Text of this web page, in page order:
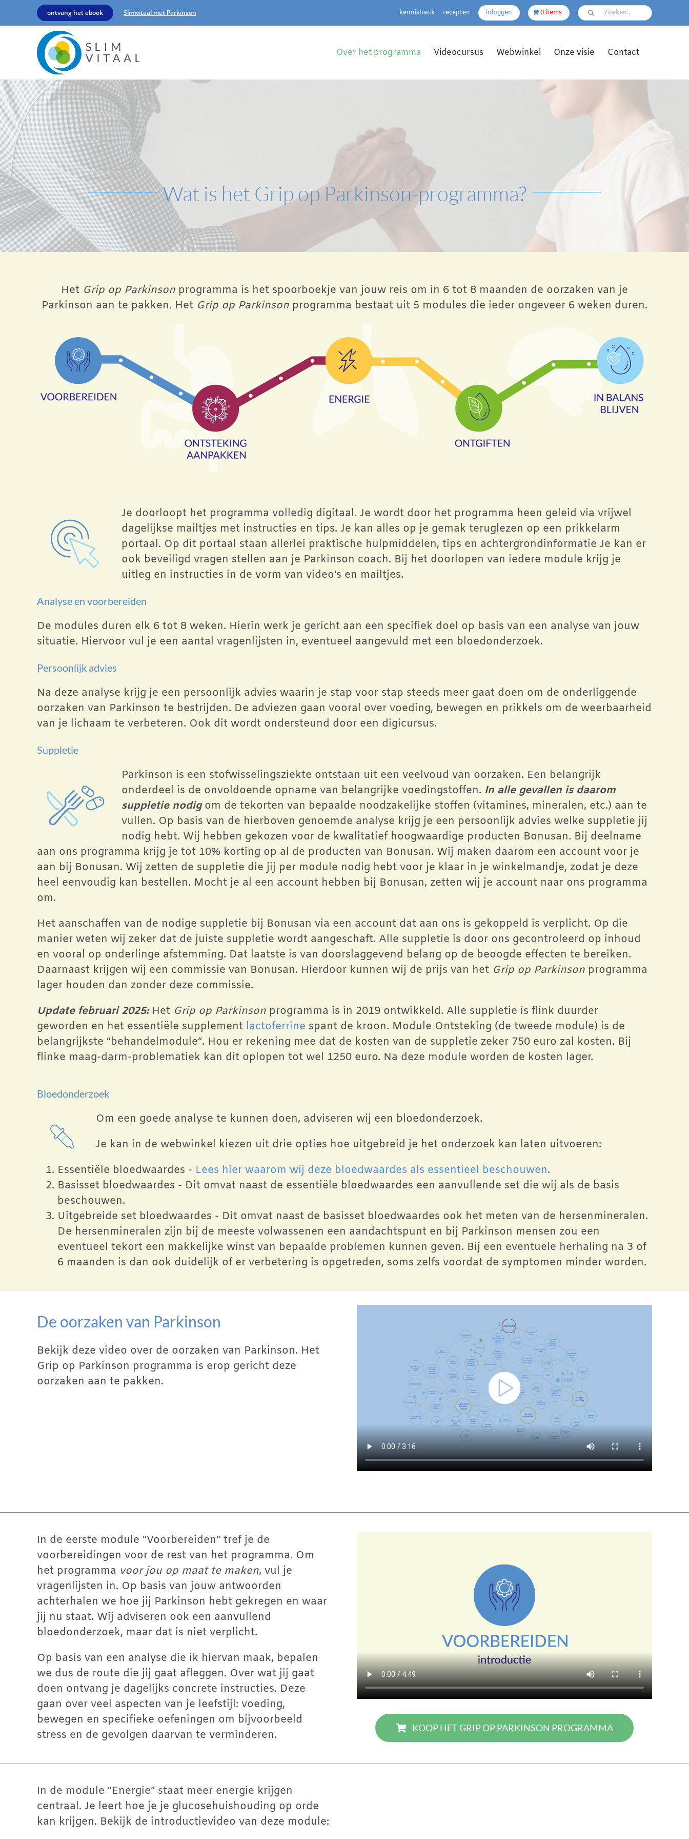
ontvang het ebook Slimvitaal met Parkinson kennisbank recepten inloggen 0 items
Over het programma Videocursus Webwinkel Onze visie Contact
Wat is het Grip op Parkinson-programma?
Het Grip op Parkinson programma is het spoorboekje van jouw reis om in 6 tot 8 maanden de oorzaken van je
Parkinson aan te pakken. Het Grip op Parkinson programma bestaat uit 5 modules die ieder ongeveer 6 weken duren.
Je doorloopt het programma volledig digitaal. Je wordt door het programma heen geleid via vrijwel
dagelijkse mailtjes met instructies en tips. Je kan alles op je gemak teruglezen op een prikkelarm
portaal. Op dit portaal staan allerlei praktische hulpmiddelen, tips en achtergrondinformatie Je kan er
ook beveiligd vragen stellen aan je Parkinson coach. Bij het doorlopen van iedere module krijg je
uitleg en instructies in de vorm van video's en mailtjes.
Analyse en voorbereiden
De modules duren elk 6 tot 8 weken. Hierin werk je gericht aan een specifiek doel op basis van een analyse van jouw
situatie. Hiervoor vul je een aantal vragenlijsten in, eventueel aangevuld met een bloedonderzoek.
Persoonlijk advies
Na deze analyse krijg je een persoonlijk advies waarin je stap voor stap steeds meer gaat doen om de onderliggende
oorzaken van Parkinson te bestrijden. De adviezen gaan vooral over voeding, bewegen en prikkels om de weerbaarheid
van je lichaam te verbeteren. Ook dit wordt ondersteund door een digicursus.
Suppletie
Parkinson is een stofwisselingsziekte ontstaan uit een veelvoud van oorzaken. Een belangrijk
onderdeel is de onvoldoende opname van belangrijke voedingstoffen. In alle gevallen is daarom
suppletie nodigom de tekorten van bepaalde noodzakelijke stoffen (vitamines, mineralen, etc.) aan te
vullen. Op basis van de hierboven genoemde analyse krijg je een persoonlijk advies welke suppletie jij
nodig hebt. Wij hebben gekozen voor de kwalitatief hoogwaardige producten Bonusan. Bij deelname
aan ons programma krijg je tot 10% korting op al de producten van Bonusan. Wij maken daarom een account voor je
aan bij Bonusan. Wij zetten de suppletie die jij per module nodig hebt voor je klaar in je winkelmandje, zodat je deze
heel eenvoudig kan bestellen. Mocht je al een account hebben bij Bonusan, zetten wij je account naar ons programma
om.
Het aanschaffen van de nodige suppletie bij Bonusan via een account dat aan ons is gekoppeld is verplicht. Op die
manier weten wij zeker dat de juiste suppletie wordt aangeschaft. Alle suppletie is door ons gecontroleerd op inhoud
en vooral op onderlinge afstemming. Dat laatste is van doorslaggevend belang op de beoogde effecten te bereiken.
Daarnaast krijgen wij een commissie van Bonusan. Hierdoor kunnen wij de prijs van het Grip op Parkinsonprogramma
lager houden dan zonder deze commissie.
Update februari 2025:Het Grip op Parkinsonprogramma is in 2019 ontwikkeld. Alle suppletie is flink duurder
geworden en het essentiële supplement lactoferrine spant de kroon. Module Ontsteking (de tweede module) is de
belangrijkste “behandelmodule”. Hou er rekening mee dat de kosten van de suppletie zeker 750 euro zal kosten. Bij
flinke maag-darm-problematiek kan dit oplopen tot wel 1250 euro. Na deze module worden de kosten lager.
Bloedonderzoek
Om een goede analyse te kunnen doen, adviseren wij een bloedonderzoek.
Je kan in de webwinkel kiezen uit drie opties hoe uitgebreid je het onderzoek kan laten uitvoeren:
Essentiële bloedwaardes - Lees hier waarom wij deze bloedwaardes als essentieel beschouwen.
Basisset bloedwaardes - Dit omvat naast de essentiële bloedwaardes een aanvullende set die wij als de basis
beschouwen.
Uitgebreide set bloedwaardes - Dit omvat naast de basisset bloedwaardes ook het meten van de hersenmineralen.
De hersenmineralen zijn bij de meeste volwassenen een aandachtspunt en bij Parkinson mensen zou een
eventueel tekort een makkelijke winst van bepaalde problemen kunnen geven. Bij een eventuele herhaling na 3 of
6 maanden is dan ook duidelijk of er verbetering is opgetreden, soms zelfs voordat de symptomen minder worden.
De oorzaken van Parkinson
Bekijk deze video over de oorzaken van Parkinson. Het
Grip op Parkinson programma is erop gericht deze
oorzaken aan te pakken.
In de eerste module “Voorbereiden” tref je de
voorbereidingen voor de rest van het programma. Om
het programma voor jou op maat te maken, vul je
vragenlijsten in. Op basis van jouw antwoorden
achterhalen we hoe jij Parkinson hebt gekregen en waar
jij nu staat. Wij adviseren ook een aanvullend
bloedonderzoek, maar dat is niet verplicht.
Op basis van een analyse die ik hiervan maak, bepalen
we dus de route die jij gaat afleggen. Over wat jij gaat
doen ontvang je dagelijks concrete instructies. Deze
gaan over veel aspecten van je leefstijl: voeding,
bewegen en specifieke oefeningen om bijvoorbeeld
stress en de gevolgen daarvan te verminderen.
KOOP HET GRIP OP PARKINSON PROGRAMMA
In de module “Energie” staat meer energie krijgen
centraal. Je leert hoe je je glucosehuishouding op orde
kan krijgen. Bekijk de introductievideo van deze module: